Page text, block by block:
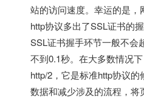
站的访问速度。幸运的是，
http协议多出了SSL证书的
SSL证书握手环节一般不会
不到0.1秒。在大多数情况
http/2，它是标准http协议
数据和减少涉及的流程，将